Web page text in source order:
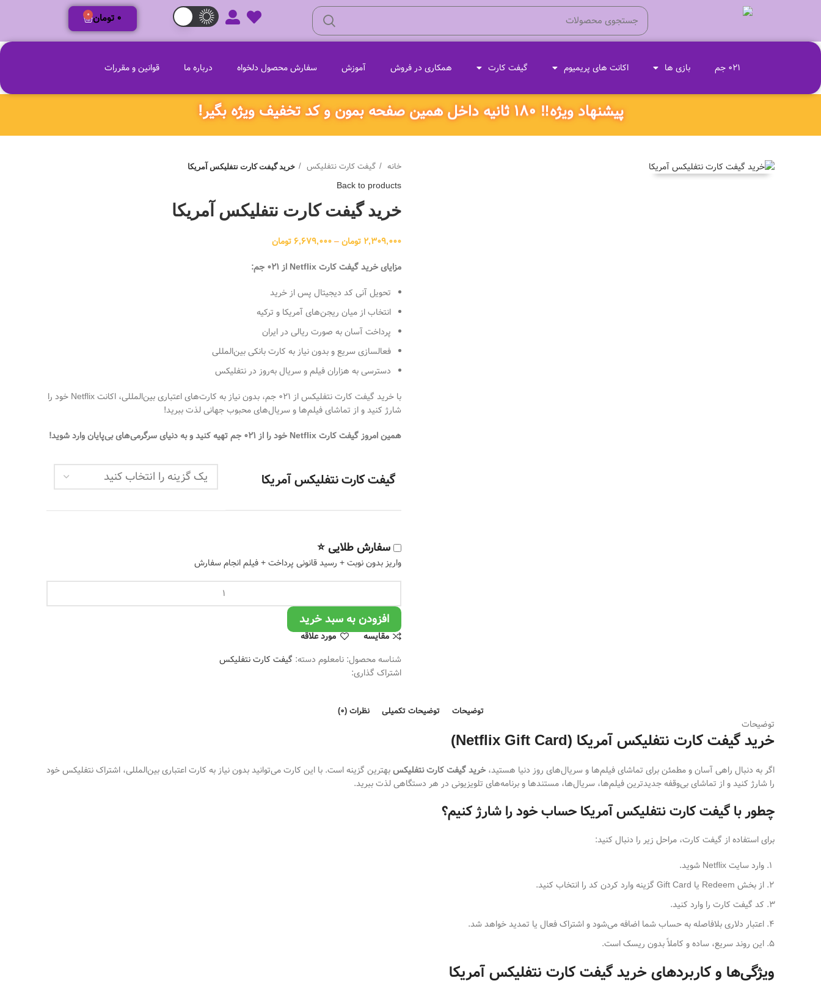
0 تومان 0
021 جم بازی ها اکانت های پریمیوم گیفت کارت همکاری در فروش آموزش سفارش محصول دلخواه درباره ما قوانین و مقررات
پیشنهاد ویژه‼️ ۱۸۰ ثانیه داخل همین صفحه بمون و کد تخفیف ویژه بگیر!
خانه گیفت کارت نتفلیکس خرید گیفت کارت نتفلیکس آمریکا
Back to products
خرید گیفت کارت نتفلیکس آمریکا
2,309,000 تومان–
6,679,000 تومان
مزایای خرید گیفت کارت Netflix از ۰۲۱ جم:
تحویل آنی کد دیجیتال پس از خرید
انتخاب از میان ریجن‌های آمریکا و ترکیه
پرداخت آسان به صورت ریالی در ایران
فعالسازی سریع و بدون نیاز به کارت بانکی بین‌المللی
دسترسی به هزاران فیلم و سریال به‌روز در نتفلیکس
با خرید گیفت کارت نتفلیکس از ۰۲۱ جم، بدون نیاز به کارت‌های اعتباری بین‌المللی، اکانت Netflix خود را
شارژ کنید و از تماشای فیلم‌ها و سریال‌های محبوب جهانی لذت ببرید!
همین امروز گیفت کارت Netflix خود را از ۰۲۱ جم تهیه کنید و به دنیای سرگرمی‌های بی‌پایان وارد شوید!
گیفت کارت نتفلیکس آمریکا
سفارش طلایی ⭐
واریز بدون نوبت + رسید قانونی پرداخت + فیلم انجام سفارش
افزودن به سبد خرید
مقایسه
مورد علاقه
شناسه محصول: نامعلوم دسته: گیفت کارت نتفلیکس
اشتراک گذاری:
توضیحات توضیحات تکمیلی نظرات (0)
توضیحات
خرید گیفت کارت نتفلیکس آمریکا (Netflix Gift Card)
اگر به دنبال راهی آسان و مطمئن برای تماشای فیلم‌ها و سریال‌های روز دنیا هستید، خرید گیفت کارت نتفلیکسبهترین گزینه است. با این کارت می‌توانید بدون نیاز به کارت اعتباری بین‌المللی، اشتراک نتفلیکس خود
را شارژ کنید و از تماشای بی‌وقفه جدیدترین فیلم‌ها، سریال‌ها، مستندها و برنامه‌های تلویزیونی در هر دستگاهی لذت ببرید.
چطور با گیفت کارت نتفلیکس آمریکا حساب خود را شارژ کنیم؟
برای استفاده از گیفت کارت، مراحل زیر را دنبال کنید:
وارد سایت Netflix شوید.
از بخش Redeem یا Gift Card گزینه وارد کردن کد را انتخاب کنید.
کد گیفت کارت را وارد کنید.
اعتبار دلاری بلافاصله به حساب شما اضافه می‌شود و اشتراک فعال یا تمدید خواهد شد.
این روند سریع، ساده و کاملاً بدون ریسک است.
ویژگی‌ها و کاربردهای خرید گیفت کارت نتفلیکس آمریکا